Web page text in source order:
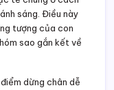
sáng. Điều này
tượng của con
sao gắn kết về
dừng chân dễ